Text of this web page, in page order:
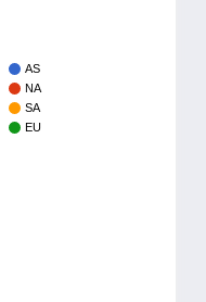
AS
NA
SA
EU